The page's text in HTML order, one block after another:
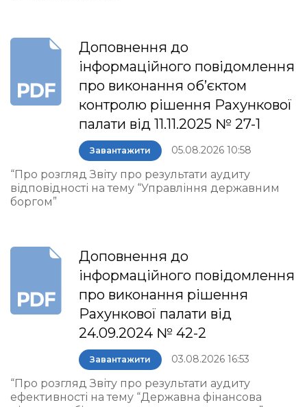
Доповнення до
інформаційного повідомлення
про виконання об’єктом
контролю рішення Рахункової
палати від 11.11.2025 № 27-1
Завантажити 05.08.2026 10:58
“Про розгляд Звіту про результати аудиту
відповідності на тему “Управління державним
боргом”
Доповнення до
інформаційного повідомлення
про виконання рішення
Рахункової палати від
24.09.2024 № 42-2
Завантажити 03.08.2026 16:53
“Про розгляд Звіту про результати аудиту
ефективності на тему “Державна фінансова